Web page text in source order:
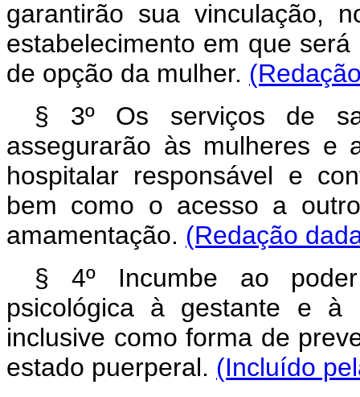
garantirão sua vinculação,
estabelecimento em que
de opção da mulher.
§ 3º Os serviços de
assegurarão às mulheres e
hospitalar responsável e
bem como o acesso a
amamentação. (Redação
§ 4º Incumbe ao poder
psicológica à gestante e
inclusive como forma de
estado puerperal. (Incluído